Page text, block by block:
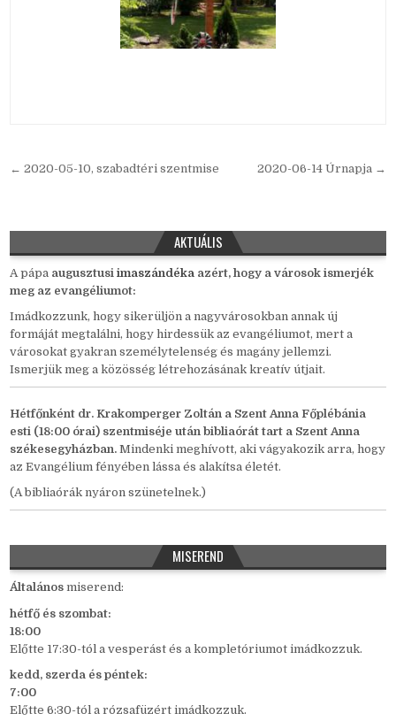
Bejegyzés
← 2020-05-10, szabadtéri szentmise 2020-06-14 Úrnapja →
AKTUÁLIS
A pápa augusztusiimaszándéka azért, hogy a városok ismerjék
meg az evangéliumot:
Imádkozzunk, hogy sikerüljön a nagyvárosokban annak új
formáját megtalálni, hogy hirdessük az evangéliumot, mert a
városokat gyakran személytelenség és magány jellemzi.
Ismerjük meg a közösség létrehozásának kreatív útjait.
Hétfőnként dr. Krakomperger Zoltán a Szent Anna Főplébánia
esti (18:00 órai) szentmiséje után bibliaórát tart a Szent Anna
székesegyházban. Mindenki meghívott, aki vágyakozik arra, hogy
az Evangélium fényében lássa és alakítsa életét.
(A bibliaórák nyáron szünetelnek.)
MISEREND
Általánosmiserend:
hétfő és szombat:
18:00
Előtte 17:30-tól a vesperást és a kompletóriumot imádkozzuk.
kedd, szerda és péntek:
7:00
Előtte 6:30-tól a rózsafüzért imádkozzuk.